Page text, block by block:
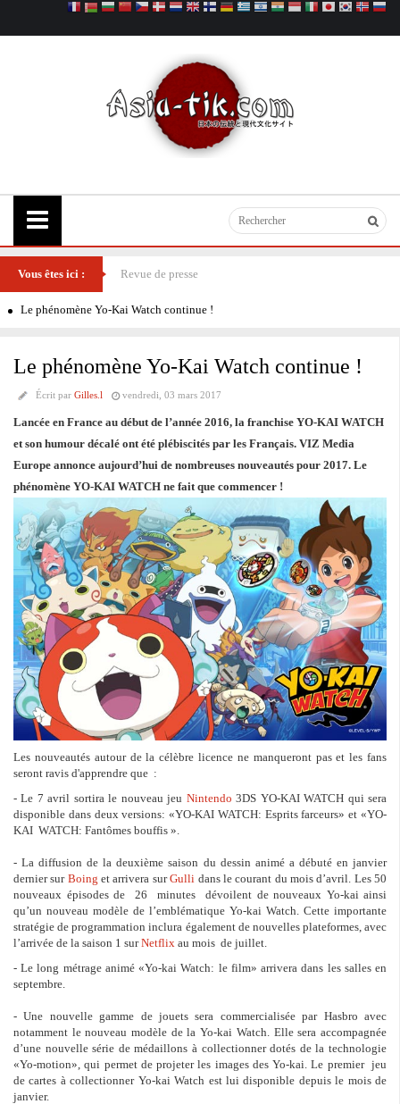
Vous êtes ici : Revue de presse
Le phénomène Yo-Kai Watch continue !
Le phénomène Yo-Kai Watch continue !
Écrit par Gilles.l vendredi, 03 mars 2017
Lancée en France au début de l’année 2016, la franchise YO-KAI WATCH
et son humour décalé ont été plébiscités par les Français. VIZ Media
Europe annonce aujourd’hui de nombreuses nouveautés pour 2017. Le
phénomène YO-KAI WATCH ne fait que commencer !
Les nouveautés autour de la célèbre licence ne manqueront pas et les fans
seront ravis d'apprendre que :
- Le 7 avril sortira le nouveau jeu Nintendo 3DS YO-KAI WATCH qui sera
disponible dans deux versions: «YO-KAI WATCH: Esprits farceurs» et «YO-
KAI WATCH: Fantômes bouffis ».
- La diffusion de la deuxième saison du dessin animé a débuté en janvier
dernier sur Boing et arrivera surGulli dans le courant du mois d’avril. Les 50
nouveaux épisodes de 26 minutes dévoilent de nouveaux Yo-kai ainsi
qu’un nouveau modèle de l’emblématique Yo-kai Watch. Cette importante
stratégie de programmation inclura également de nouvelles plateformes, avec
l’arrivée de la saison 1 surNetflix au mois de juillet.
- Le long métrage animé «Yo-kai Watch: le film» arrivera dans les salles en
septembre.
- Une nouvelle gamme de jouets sera commercialisée par Hasbro avec
notamment le nouveau modèle de la Yo-kai Watch. Elle sera accompagnée
d’une nouvelle série de médaillons à collectionner dotés de la technologie
«Yo-motion», qui permet de projeter les images des Yo-kai. Le premier jeu
de cartes à collectionner Yo-kai Watch est lui disponible depuis le mois de
janvier.